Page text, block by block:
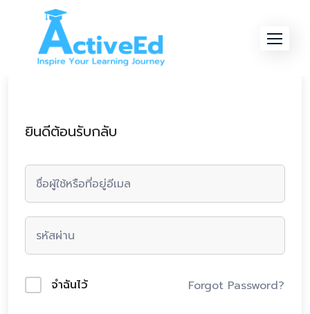
content
ยินดีต้อนรับกลับ
จำฉันไว้ Forgot Password?